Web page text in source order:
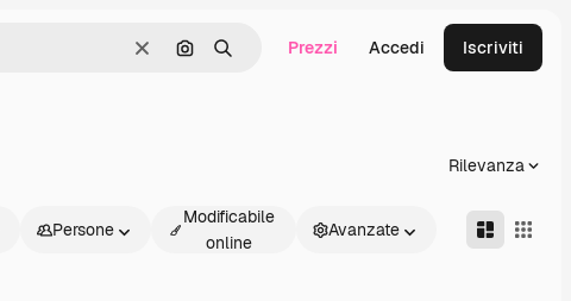
CancellaCerca per immagine
Ricerca Prezzi Accedi Iscriviti
Rilevanza
Persone
Modificabile
online
Avanzate